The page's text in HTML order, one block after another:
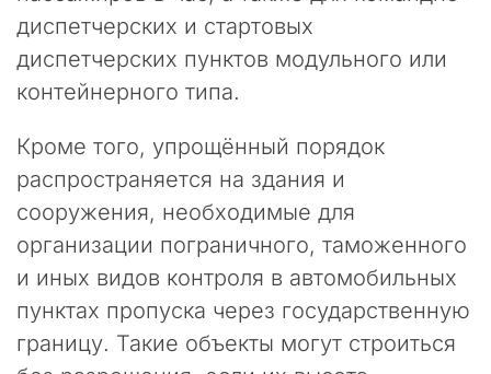
диспетчерских и стартовых
диспетчерских пунктов модульного или
контейнерного типа.
Кроме того, упрощённый порядок
распространяется на здания и
сооружения, необходимые для
организации пограничного, таможенного
и иных видов контроля в автомобильных
пунктах пропуска через государственную
границу. Такие объекты могут строиться
е
в
ф
ц
и
л
ь
ы
й
с